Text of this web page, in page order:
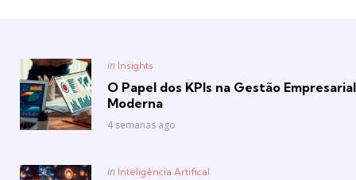
Posted
in Insights
O Papel dos KPIs na Gestão Empresarial
Moderna
4 semanas ago
Posted
in Inteligência Artifical